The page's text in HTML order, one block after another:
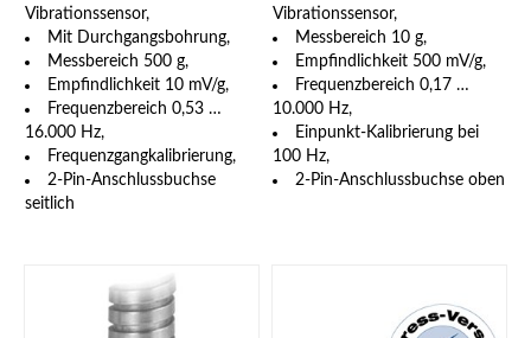
Vibrationssensor,
Mit Durchgangsbohrung,
Messbereich 500 g,
Empfindlichkeit 10 mV/g,
Frequenzbereich 0,53 …
16.000 Hz,
Frequenzgangkalibrierung,
2-Pin-Anschlussbuchse
seitlich
Vibrationssensor,
Messbereich 10 g,
Empfindlichkeit 500 mV/g,
Frequenzbereich 0,17 …
10.000 Hz,
Einpunkt-Kalibrierung bei
100 Hz,
2-Pin-Anschlussbuchse oben